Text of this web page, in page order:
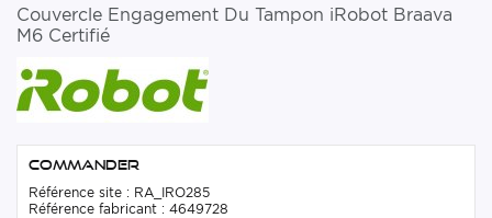
Couvercle Engagement Du Tampon iRobot Braava
M6 Certifié
Commander
Référence site : RA_IRO285
Référence fabricant : 4649728